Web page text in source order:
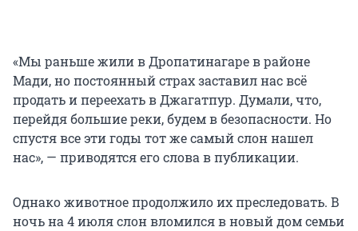
«Мы раньше жили в Дропатинaгaре в районе
Мади, но постоянный страх заставил нас всё
продать и переехать в Джагатпур. Думали, что,
перейдя большие реки, будем в безопасности. Но
спустя все эти годы тот же самый слон нашел
нас», — приводятся его слова в публикации.
Однако животное продолжило их преследовать. В
ночь на 4 июля слон вломился в новый дом семьи